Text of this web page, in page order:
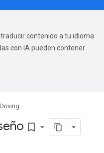
contenido a tu idioma
con IA pueden contener
bookmark_border